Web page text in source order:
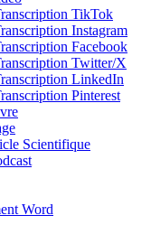
TikTok
Instagram
Facebook
Twitter/X
LinkedIn
Pinterest
Scientifique
Word